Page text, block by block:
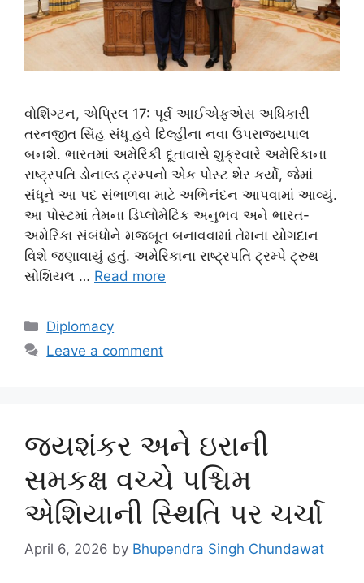
વોશિંગ્ટન, એપ્રિલ 17: પૂર્વ આઈએફએસ અધિકારી
તરનજીત સિંહ સંધૂ હવે દિલ્હીના નવા ઉપરાજ્યપાલ
બનશે. ભારતમાં અમેરિકી દૂતાવાસે શુક્રવારે અમેરિકાના
રાષ્ટ્રપતિ ડોનાલ્ડ ટ્રમ્પનો એક પોસ્ટ શેર કર્યો, જેમાં
સંધૂને આ પદ સંભાળવા માટે અભિનંદન આપવામાં આવ્યું.
આ પોસ્ટમાં તેમના ડિપ્લોમેટિક અનુભવ અને ભારત-
અમેરિકા સંબંધોને મજબૂત બનાવવામાં તેમના યોગદાન
વિશે જણાવાયું હતું. અમેરિકાના રાષ્ટ્રપતિ ટ્રમ્પે ટ્રુથ
સોશિયલ … Read more
Categories
Diplomacy
Leave a comment
જયશંકર અને ઇરાની
સમકક્ષ વચ્ચે પશ્ચિમ
એશિયાની સ્થિતિ પર ચર્ચા
April 6, 2026 by Bhupendra Singh Chundawat